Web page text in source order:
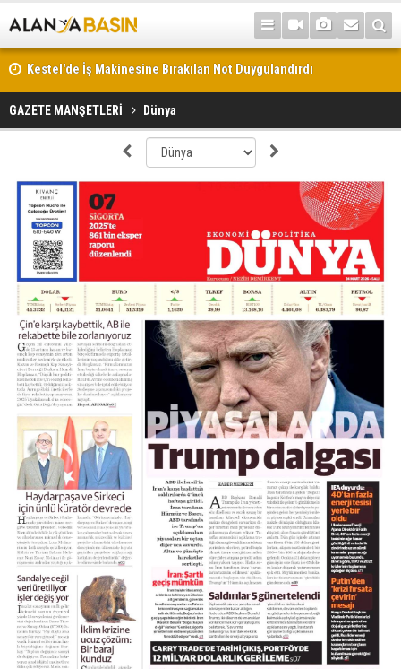
Kestel'de İş Makinesine Bırakılan Not Duygulandırdı
GAZETE MANŞETLERİ Dünya